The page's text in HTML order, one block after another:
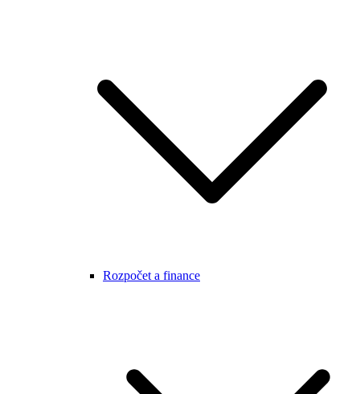
Rozpočet a finance